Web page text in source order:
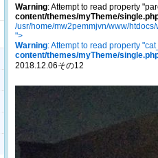
Warning: Attempt to read property
content/themes/myTheme/
/usr/home/mw2pemmjvn/www/
">
Warning: Attempt to read property
content/themes/myTheme/
2018.12.06その12